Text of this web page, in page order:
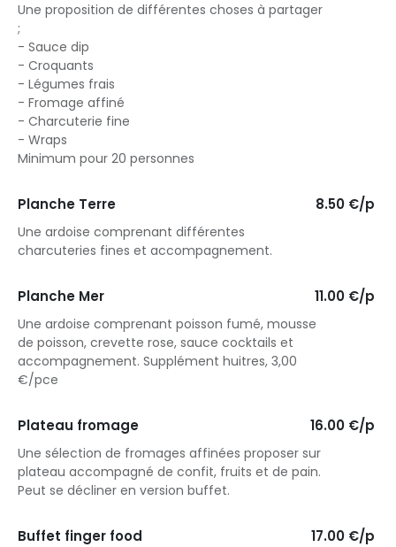
Une proposition de différentes choses à partager
;
- Sauce dip
- Croquants
- Légumes frais
- Fromage affiné
- Charcuterie fine
- Wraps
Minimum pour 20 personnes
Planche Terre 8.50 €/p
Une ardoise comprenant différentes
charcuteries fines et accompagnement.
Planche Mer 11.00 €/p
Une ardoise comprenant poisson fumé, mousse
de poisson, crevette rose, sauce cocktails et
accompagnement. Supplément huitres, 3,00
€/pce
Plateau fromage 16.00 €/p
Une sélection de fromages affinées proposer sur
plateau accompagné de confit, fruits et de pain.
Peut se décliner en version buffet.
Buffet finger food 17.00 €/p